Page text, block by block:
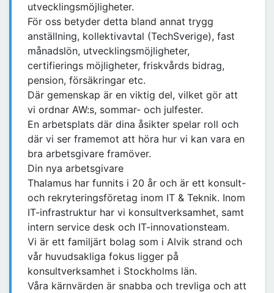
utvecklingsmöjligheter.
För oss betyder detta bland annat trygg
anställning, kollektivavtal (TechSverige), fast
månadslön, utvecklingsmöjligheter,
certifierings möjligheter, friskvårds bidrag,
pension, försäkringar etc.
Där gemenskap är en viktig del, vilket gör att
vi ordnar AW:s, sommar- och julfester.
En arbetsplats där dina åsikter spelar roll och
där vi ser framemot att höra hur vi kan vara en
bra arbetsgivare framöver.
Din nya arbetsgivare
Thalamus har funnits i 20 år och är ett konsult-
och rekryteringsföretag inom IT & Teknik. Inom
IT-infrastruktur har vi konsultverksamhet, samt
intern service desk och IT-innovationsteam.
Vi är ett familjärt bolag som i Alvik strand och
vår huvudsakliga fokus ligger på
konsultverksamhet i Stockholms län.
Våra kärnvärden är snabba och trevliga och att